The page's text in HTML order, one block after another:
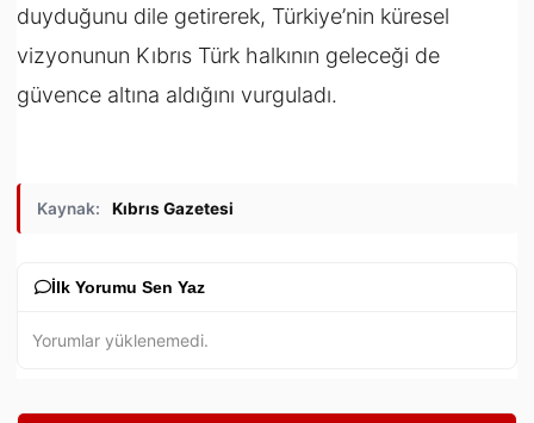
duyduğunu dile getirerek, Türkiye’nin küresel
vizyonunun Kıbrıs Türk halkının geleceği de
güvence altına aldığını vurguladı.
Kaynak: Kıbrıs Gazetesi
İlk Yorumu Sen Yaz
Yorumlar yüklenemedi.